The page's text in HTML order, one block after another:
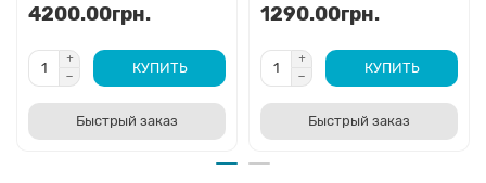
4200.00грн.
КУПИТЬ
Быстрый заказ
1290.00грн.
КУПИТЬ
Быстрый заказ